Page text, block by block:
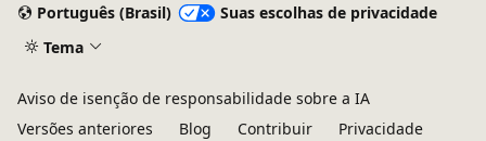
Português (Brasil)
Suas escolhas de privacidade
Tema
Aviso de isenção de responsabilidade sobre a IA
Versões anteriores
Blog Contribuir Privacidade